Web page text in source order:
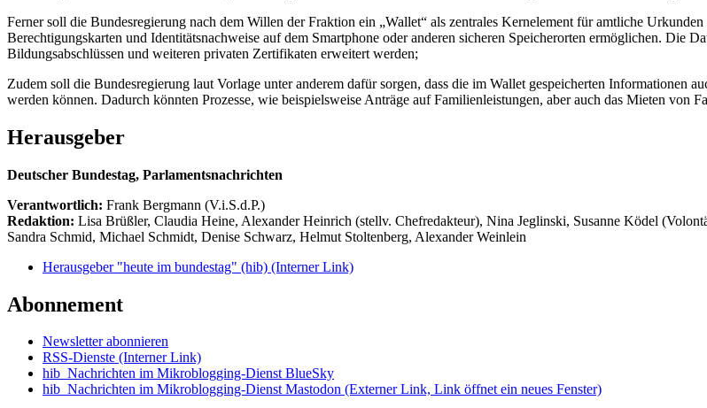
Ferner soll die Bundesregierung nach dem Willen der Fraktion ein „Wallet“ als zentrales Kernelement für amtliche
Berechtigungskarten und Identitätsnachweise auf dem Smartphone oder anderen sicheren Speicherorten ermöglichen. Die
Bildungsabschlüssen und weiteren privaten Zertifikaten erweitert werden;
Zudem soll die Bundesregierung laut Vorlage unter anderem dafür sorgen, dass die im Wallet gespeicherten Informationen
werden können. Dadurch könnten Prozesse, wie beispielsweise Anträge auf Familienleistungen, aber auch das Mieten von
Herausgeber
Deutscher Bundestag, Parlamentsnachrichten
Verantwortlich: Frank Bergmann (V.i.S.d.P.)
Redaktion: Lisa Brüßler, Claudia Heine, Alexander Heinrich (stellv. Chefredakteur), Nina Jeglinski, Susanne Ködel
Sandra Schmid, Michael Schmidt, Denise Schwarz, Helmut Stoltenberg, Alexander Weinlein
Herausgeber "heute im bundestag" (hib) (Interner Link)
Abonnement
Newsletter abonnieren
RSS-Dienste (Interner Link)
hib_Nachrichten im Mikroblogging-Dienst BlueSky
hib_Nachrichten im Mikroblogging-Dienst Mastodon (Externer Link, Link öffnet ein neues Fenster)